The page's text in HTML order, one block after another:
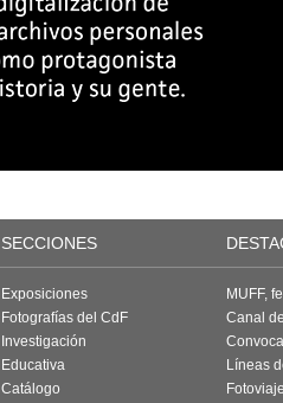
SECCIONES
Exposiciones
Fotografías del CdF
Investigación
Educativa
Catálogo
MUFF,
Canal
Líneas